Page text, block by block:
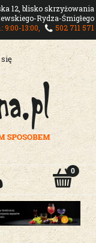
12, blisko skrzyżowania
Rydza-Śmigłego
9:00-13:00,
502 711 571